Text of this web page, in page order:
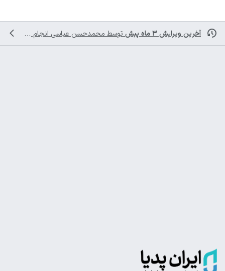
آخرین ویرایش ۳ ماه پیش توسط محمدحسن عباسی انجام شده است